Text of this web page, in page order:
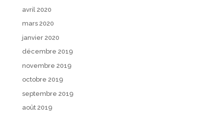
avril 2020
mars 2020
janvier 2020
décembre 2019
novembre 2019
octobre 2019
septembre 2019
août 2019